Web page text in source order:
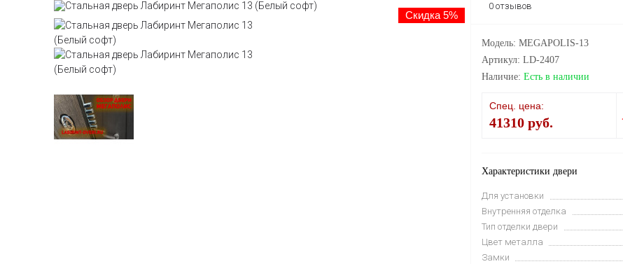
Скидка 5%
0 отзывов
Модель: MEGAPOLIS-13
Артикул: LD-2407
Наличие: Есть в наличии
Спец. цена:
41310 руб.
Характеристики двери
Для установки
Внутренняя отделка
Тип отделки двери
Цвет металла
Замки